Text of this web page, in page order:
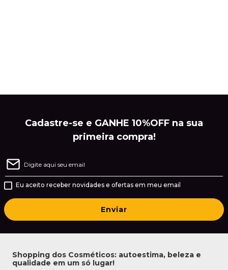
Cadastre-se e GANHE 10%OFF na sua
primeira compra!
Eu aceito receber novidades e ofertas em meu email
Enviar
Shopping dos Cosméticos: autoestima, beleza e
qualidade em um só lugar!